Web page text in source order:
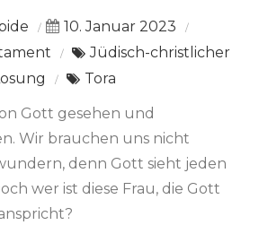
10. Januar 2023
Jüdisch-christlicher
Tora
Gott gesehen und
Wir brauchen uns nicht
denn Gott sieht jeden
wer ist diese Frau, die Gott